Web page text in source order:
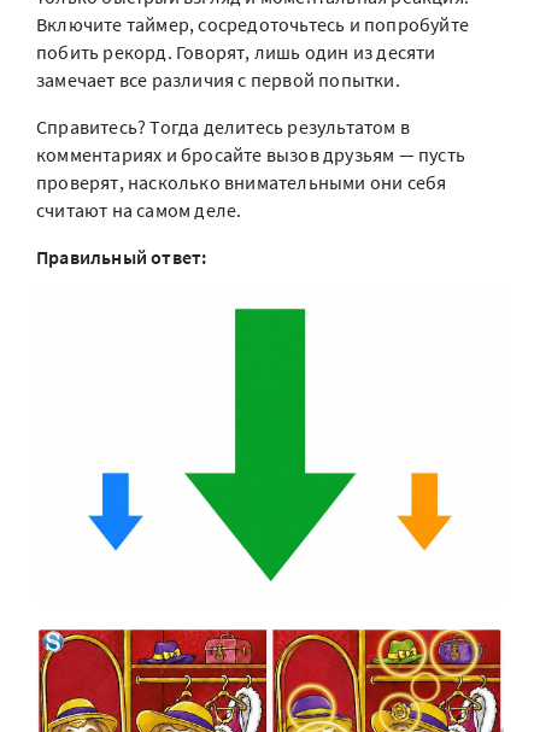
Включите таймер, сосредоточьтесь и попробуйте
побить рекорд. Говорят, лишь один из десяти
замечает все различия с первой попытки.
Справитесь? Тогда делитесь результатом в
комментариях и бросайте вызов друзьям — пусть
проверят, насколько внимательными они себя
считают на самом деле.
Правильный ответ: